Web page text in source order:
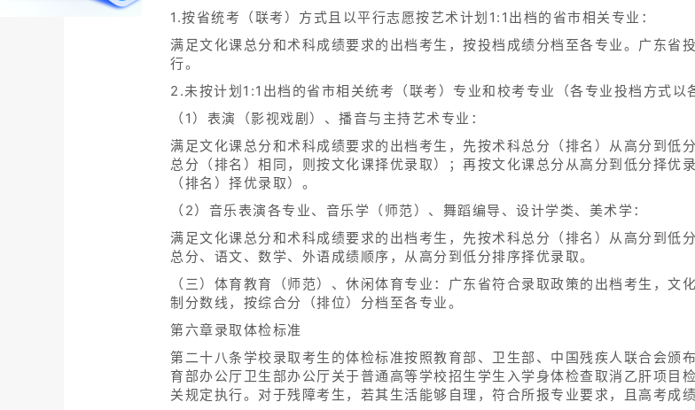
1.按省统考（联考）方式且以平行志愿按艺术计划1:1出档的省市相关专业：
满足文化课总分和术科成绩要求的出档考生，按投档成绩分档至各专业。广东省
行。
2.未按计划1:1出档的省市相关统考（联考）专业和校考专业（各专业投档方式以
（1）表演（影视戏剧）、播音与主持艺术专业：
满足文化课总分和术科成绩要求的出档考生，先按术科总分（排名）从高分到低
总分（排名）相同，则按文化课择优录取）；再按文化课总分从高分到低分择优
（排名）择优录取）。
（2）音乐表演各专业、音乐学（师范）、舞蹈编导、设计学类、美术学：
满足文化课总分和术科成绩要求的出档考生，先按术科总分（排名）从高分到低
总分、语文、数学、外语成绩顺序，从高分到低分排序择优录取。
（三）体育教育（师范）、休闲体育专业：广东省符合录取政策的出档考生，
制分数线，按综合分（排位）分档至各专业。
第六章录取体检标准
第二十八条学校录取考生的体检标准按照教育部、卫生部、中国残疾人联合会颁
育部办公厅卫生部办公厅关于普通高等学校招生学生入学身体检查取消乙肝项目
关规定执行。对于残障考生，若其生活能够自理，符合所报专业要求，且高考成